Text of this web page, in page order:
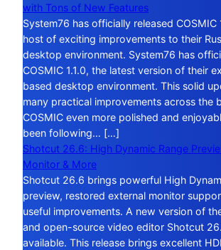
with Tons of New Features
System76 has officially released COSMIC
host of exciting improvements to their
desktop environment. System76 has
COSMIC 1.1.0, the latest version of their
based desktop environment. This solid
many practical improvements across the
COSMIC even more polished and
been following… […]
Shotcut 26.6: High Dynamic Range
Monitor & More
Shotcut 26.6 brings powerful High
preview, restored external monitor
useful improvements. A new version of
and open-source video editor Shotcut
available. This release brings excellent